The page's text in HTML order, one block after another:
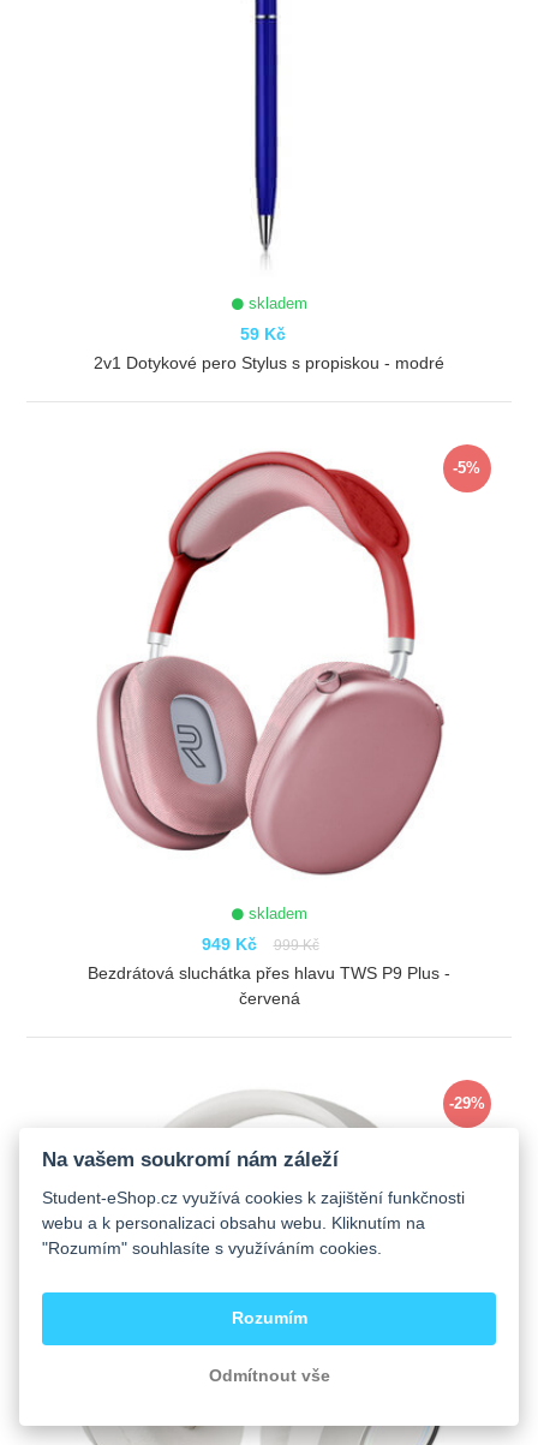
skladem
59 Kč
2v1 Dotykové pero Stylus s propiskou - modré
-5%
skladem
949 Kč 999 Kč
Bezdrátová sluchátka přes hlavu TWS P9 Plus -
červená
-29%
Na vašem soukromí nám záleží
Student-eShop.cz využívá cookies k zajištění funkčnosti
webu a k personalizaci obsahu webu. Kliknutím na
"Rozumím" souhlasíte s využíváním cookies.
Rozumím
Odmítnout vše